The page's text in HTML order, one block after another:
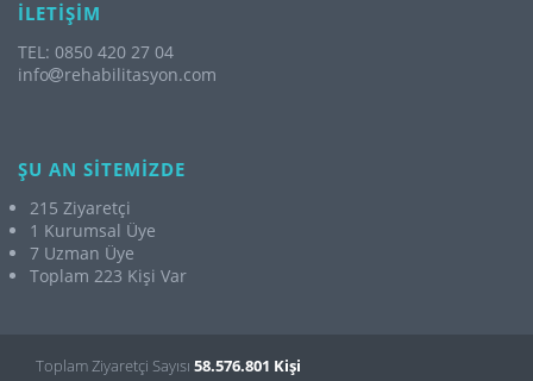
İLETİŞİM
TEL: 0850 420 27 04
info
rehabilitasyon.com
ŞU AN SİTEMİZDE
215 Ziyaretçi
1 Kurumsal Üye
7 Uzman Üye
Toplam 223 Kişi Var
Toplam Ziyaretçi Sayısı 58.576.801 Kişi